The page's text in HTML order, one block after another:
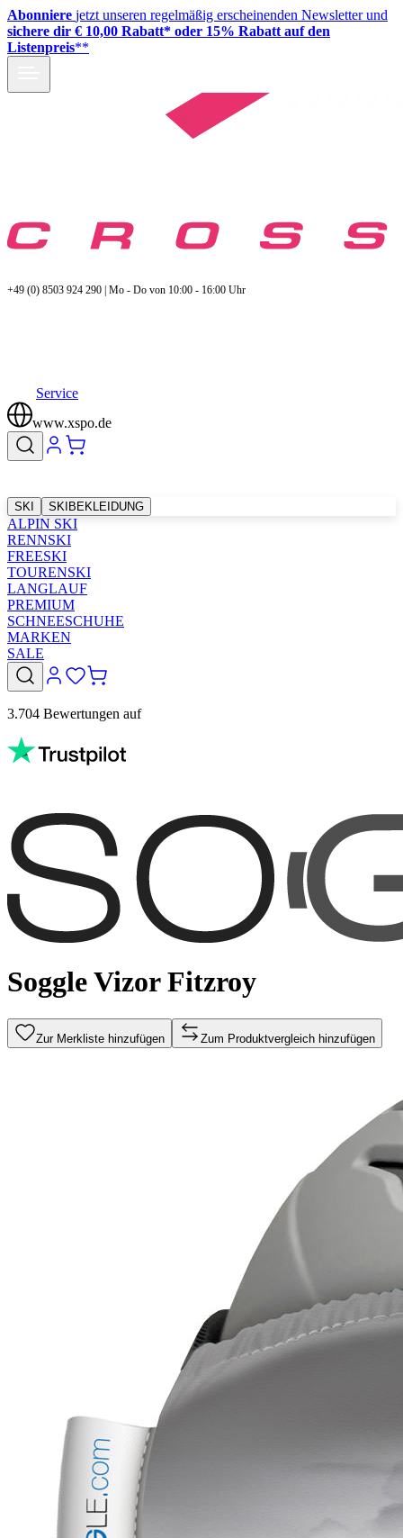
Abonniere jetzt unseren regelmäßig erscheinenden Newsletter und
sichere dir € 10,00 Rabatt* oder 15% Rabatt auf den
Listenpreis**
+49 (0) 8503 924 290 | Mo - Do von 10:00 - 16:00 Uhr
Service
www.xspo.de
SKI SKIBEKLEIDUNG
ALPIN SKI
RENNSKI
FREESKI
TOURENSKI
LANGLAUF
PREMIUM
SCHNEESCHUHE
MARKEN
SALE
3.704 Bewertungen auf
Soggle Vizor Fitzroy
Zur Merkliste hinzufügen Zum Produktvergleich hinzufügen